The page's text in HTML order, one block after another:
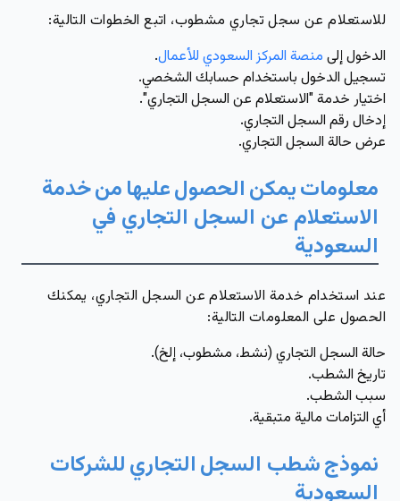
للاستعلام عن سجل تجاري مشطوب، اتبع الخطوات التالية:
الدخول إلى منصة المركز السعودي للأعمال.
تسجيل الدخول باستخدام حسابك الشخصي.
اختيار خدمة "الاستعلام عن السجل التجاري".
إدخال رقم السجل التجاري.
عرض حالة السجل التجاري.
معلوماتيمكنالحصولعليهامنخدمة
الاستعلام عن السجل التجاري في
السعودية
عند استخدام خدمة الاستعلام عن السجل التجاري، يمكنك
الحصول على المعلومات التالية:
حالة السجل التجاري (نشط، مشطوب، إلخ).
تاريخ الشطب.
سبب الشطب.
أي التزامات مالية متبقية.
نموذجشطب السجلالتجاريللشركات
السعودية